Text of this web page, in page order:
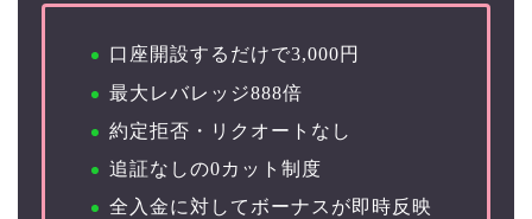
口座開設するだけで3,000円
最大レバレッジ888倍
約定拒否・リクオートなし
追証なしの0カット制度
全入金に対してボーナスが即時反映